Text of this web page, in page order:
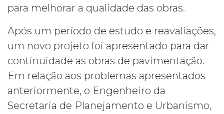
para melhorar a qualidade das obras.
Após um período de estudo e reavaliações,
um novo projeto foi apresentado para dar
continuidade as obras de pavimentação.
Em relação aos problemas apresentados
anteriormente, o Engenheiro da
Secretaria de Planejamento e Urbanismo,